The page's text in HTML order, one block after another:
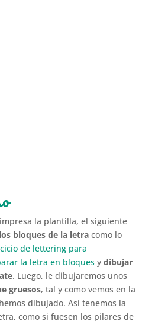
la plantilla, el siguiente
bloques de la letracomo lo
de lettering para
la letra en bloquesy dibujar
. Luego, le dibujaremos unos
gruesos, tal y como vemos en la
dibujado. Así tenemos la
como si fuesen los pilares de